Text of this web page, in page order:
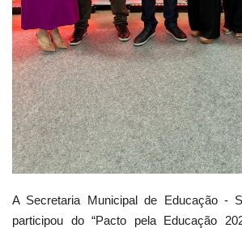
A Secretaria Municipal de Educação -
participou do “Pacto pela Educação